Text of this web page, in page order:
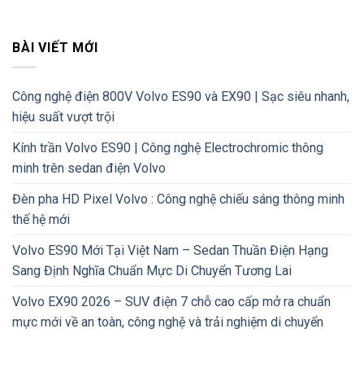
BÀI VIẾT MỚI
Công nghệ điện 800V Volvo ES90 và EX90 | Sạc siêu nhanh,
hiệu suất vượt trội
Kính trần Volvo ES90 | Công nghệ Electrochromic thông
minh trên sedan điện Volvo
Đèn pha HD Pixel Volvo : Công nghệ chiếu sáng thông minh
thế hệ mới
Volvo ES90 Mới Tại Việt Nam – Sedan Thuần Điện Hạng
Sang Định Nghĩa Chuẩn Mực Di Chuyển Tương Lai
Volvo EX90 2026 – SUV điện 7 chỗ cao cấp mở ra chuẩn
mực mới về an toàn, công nghệ và trải nghiệm di chuyển